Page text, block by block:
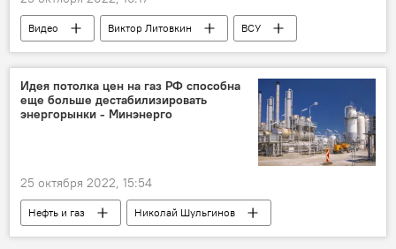
Видео Виктор Литовкин
ВСУ
"грязная бомба"
США
Брюссель
Идея потолка цен на газ РФ способна
еще больше дестабилизировать
энергорынки - Минэнерго
25 октября 2022, 15:54
Нефть и газ
Николай Шульгинов
Минэнерго России
Газ
цены